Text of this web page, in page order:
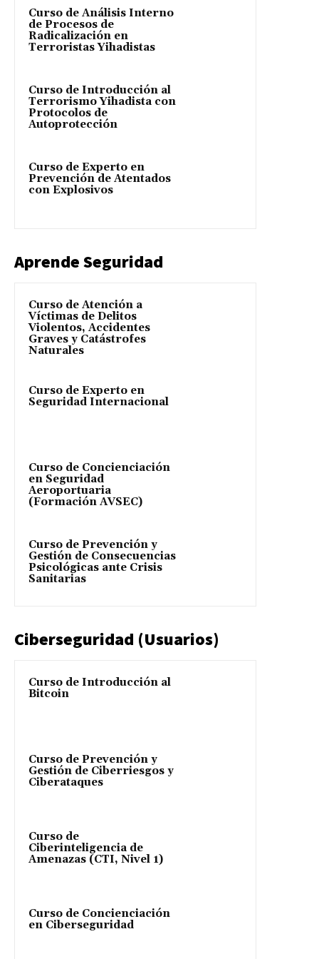
Curso de Análisis Interno
de Procesos de
Radicalización en
Terroristas Yihadistas
Curso de Introducción al
Terrorismo Yihadista con
Protocolos de
Autoprotección
Curso de Experto en
Prevención de Atentados
con Explosivos
Aprende Seguridad
Curso de Atención a
Víctimas de Delitos
Violentos, Accidentes
Graves y Catástrofes
Naturales
Curso de Experto en
Seguridad Internacional
Curso de Concienciación
en Seguridad
Aeroportuaria
(Formación AVSEC)
Curso de Prevención y
Gestión de Consecuencias
Psicológicas ante Crisis
Sanitarias
Ciberseguridad (Usuarios)
Curso de Introducción al
Bitcoin
Curso de Prevención y
Gestión de Ciberriesgos y
Ciberataques
Curso de
Ciberinteligencia de
Amenazas (CTI, Nivel 1)
Curso de Concienciación
en Ciberseguridad